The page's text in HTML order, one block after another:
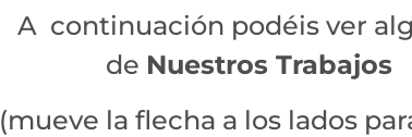
A continuación podéis ver
de Nuestros Trabajos
(mueve la flecha a los lados